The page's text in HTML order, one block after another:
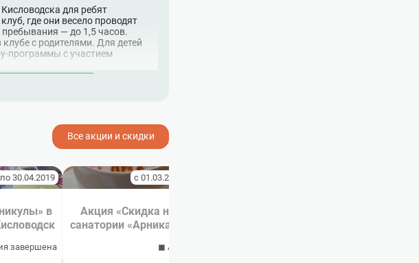
для ребят
где они весело проводят
— до 1,5 часов.
с родителями. Для детей
программы с участием
Все акции и скидки
30.04.2019
в
завершена
с 01.03.2019 по 27.12.2019
Акция «Скидка на Детокс» в
санатории «Арника» Кисловодск
◼ Акция завершена